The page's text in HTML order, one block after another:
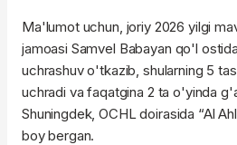
Ma'lumot uchun, joriy 2026 yilgi
jamoasi Samvel Babayan qo'l
uchrashuv o'tkazib, shularning 5
uchradi va faqatgina 2 ta o'yinda
Shuningdek, OCHL doirasida “Al
boy bergan.